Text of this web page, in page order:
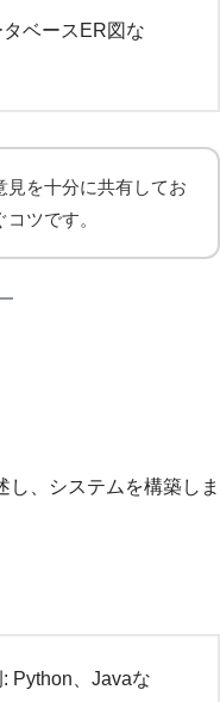
ベースER図な
見を十分に共有してお
ツです。
、システムを構築しま
Python、Javaな